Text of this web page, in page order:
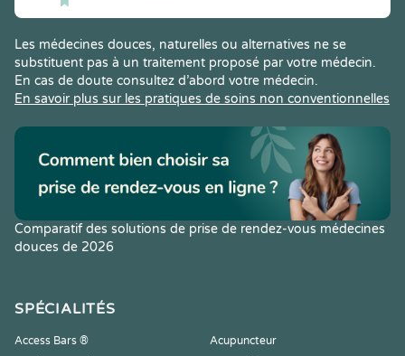
Les médecines douces, naturelles ou alternatives ne se
substituent pas à un traitement proposé par votre médecin.
En cas de doute consultez d’abord votre médecin.
En savoir plus sur les pratiques de soins non conventionnelles
Comparatif des solutions de prise de rendez-vous médecines
douces de 2026
SPÉCIALITÉS
Access Bars ®
Acupuncteur